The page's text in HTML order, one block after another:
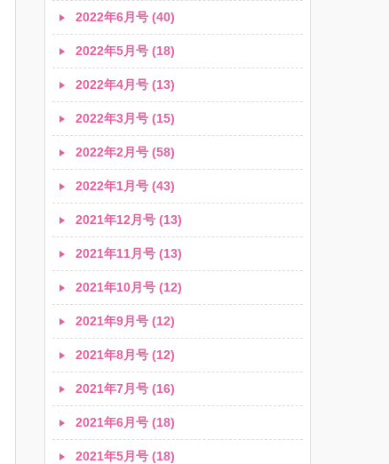
2022年6月号 (40)
2022年5月号 (18)
2022年4月号 (13)
2022年3月号 (15)
2022年2月号 (58)
2022年1月号 (43)
2021年12月号 (13)
2021年11月号 (13)
2021年10月号 (12)
2021年9月号 (12)
2021年8月号 (12)
2021年7月号 (16)
2021年6月号 (18)
2021年5月号 (18)